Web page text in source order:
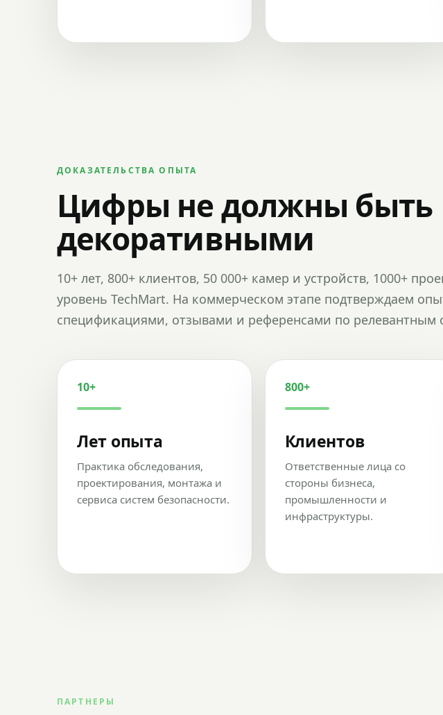
ДОКАЗАТЕЛЬСТВА ОПЫТА
Цифры не должны быть
декоративными
10+ лет, 800+ клиентов, 50 000+ камер и устройств, 1000+
уровень TechMart. На коммерческом этапе подтверждаем
спецификациями, отзывами и референсами по релевантным
10+
Лет опыта
Практика обследования,
проектирования, монтажа и
сервиса систем безопасности.
800+
Клиентов
Ответственные лица со
стороны бизнеса,
промышленности и
инфраструктуры.
ПАРТНЕРЫ